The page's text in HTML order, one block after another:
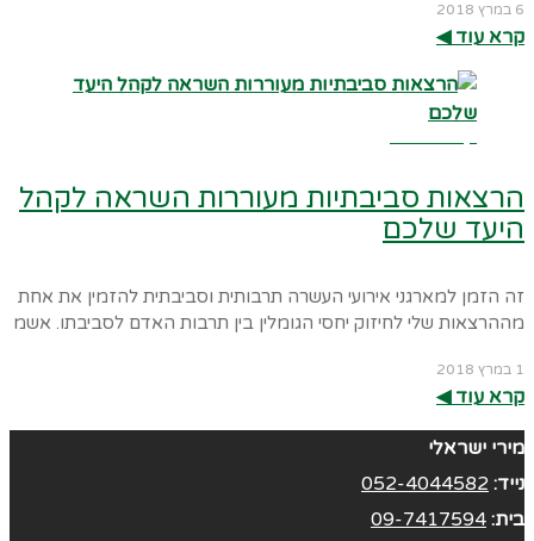
6 במרץ 2018
קרא עוד ◀︎
הרצאות סביבתיות מעוררות השראה לקהל
היעד שלכם
זה הזמן למארגני אירועי העשרה תרבותית וסביבתית להזמין את אחת
מההרצאות שלי לחיזוק יחסי הגומלין בין תרבות האדם לסביבתו. אשמ
1 במרץ 2018
קרא עוד ◀︎
מירי ישראלי
נייד: 052-4044582
בית: 09-7417594